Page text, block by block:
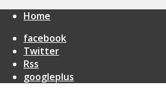
Home
facebook
Twitter
Rss
googleplus